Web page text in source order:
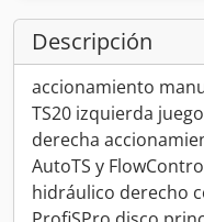
Descripción
accionamiento
TS20 izquierda
derecha
AutoTS y
hidráulico derecho